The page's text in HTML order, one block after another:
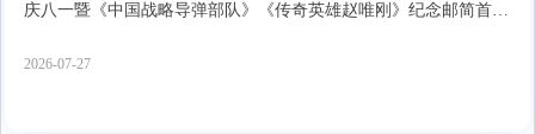
庆八一暨《中国战略导弹部队》《传奇英雄赵唯刚》纪念邮简首发
2026-07-27